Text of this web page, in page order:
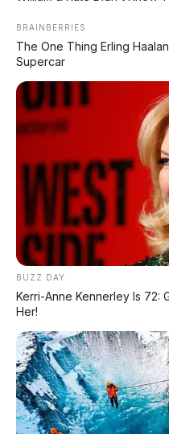
Spesifikasi Motor
Tips & Perawatan
Daftar Harga OTR
🔥 UNIT
CUCI
RP
✅
✅
*STOK TERBATAS -
LIHAT
BRAINBERRIES
The One Thing Erling
Supercar
BUZZ DAY
Kerri-Anne Kennerley Is 72:
Her!